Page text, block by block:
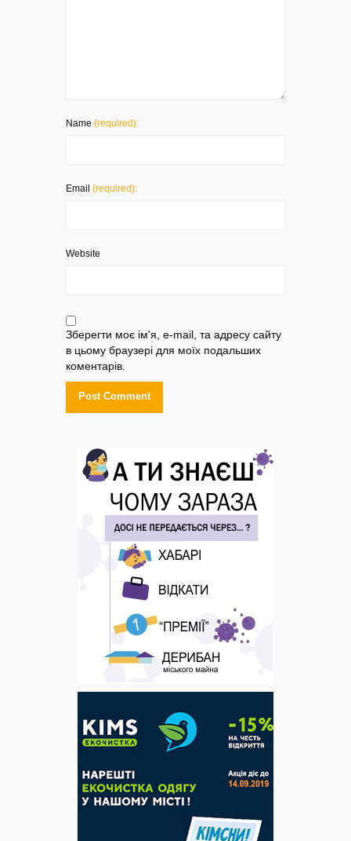
Name (required):
Email (required):
Website
Зберегти моє ім'я, e-mail, та адресу сайту
в цьому браузері для моїх подальших
коментарів.